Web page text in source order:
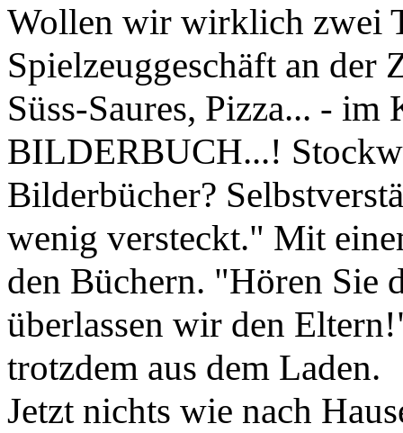
Wollen wir wirklich zwei
Spielzeuggeschäft an der
Süss-Saures, Pizza... -
BILDERBUCH...!
Bilderbücher?
wenig versteckt." Mit
den Büchern. "Hören Sie
überlassen wir den
trotzdem aus dem Laden.
Jetzt nichts wie nach